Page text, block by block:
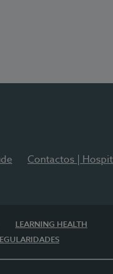
Contactos |
LEARNING HEALTH